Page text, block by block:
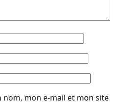
mon e-mail et mon site